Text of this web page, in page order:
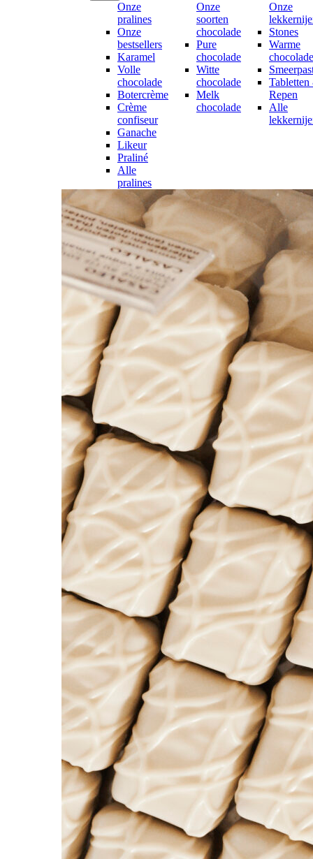
Onze
pralines
Onze
bestsellers
Karamel
Volle
chocolade
Botercrème
Crème
confiseur
Ganache
Likeur
Praliné
Alle
pralines
Onze
soorten
chocolade
Pure
chocolade
Witte
chocolade
Melk
chocolade
Onze
Stones
Warme
Repen
Alle